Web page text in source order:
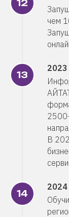
чем
2023
В
2024